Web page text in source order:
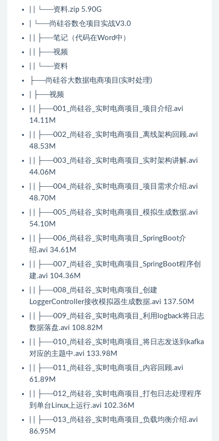
| | └──资料.zip 5.90G
| └──尚硅谷数仓项目实战V3.0
| | ├──笔记（代码在Word中）
| | ├──视频
| | └──资料
├──尚硅谷大数据电商项目(实时处理)
| ├──视频
| | ├──001_尚硅谷_实时电商项目_项目介绍.avi
14.11M
| | ├──002_尚硅谷_实时电商项目_离线架构回顾.avi
48.53M
| | ├──003_尚硅谷_实时电商项目_实时架构讲解.avi
44.06M
| | ├──004_尚硅谷_实时电商项目_项目需求介绍.avi
48.70M
| | ├──005_尚硅谷_实时电商项目_模拟生成数据.avi
54.10M
| | ├──006_尚硅谷_实时电商项目_SpringBoot介
绍.avi 34.61M
| | ├──007_尚硅谷_实时电商项目_SpringBoot程序创
建.avi 104.36M
| | ├──008_尚硅谷_实时电商项目_创建
LoggerController接收模拟器生成数据.avi 137.50M
| | ├──009_尚硅谷_实时电商项目_利用logback将日志
数据落盘.avi 108.82M
| | ├──010_尚硅谷_实时电商项目_将日志发送到kafka
对应的主题中.avi 133.98M
| | ├──011_尚硅谷_实时电商项目_内容回顾.avi
61.89M
| | ├──012_尚硅谷_实时电商项目_打包日志处理程序
到单台Linux上运行.avi 102.36M
| | ├──013_尚硅谷_实时电商项目_负载均衡介绍.avi
86.95M